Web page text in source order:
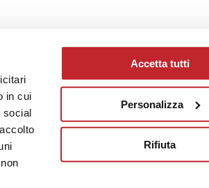
in cui
social
Accetta tutti
Personalizza
Rifiuta